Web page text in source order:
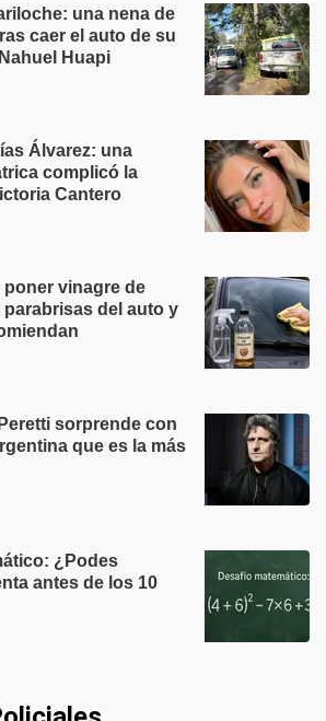
una nena de
caer el auto de su
Huapi
Álvarez: una
complicó la
Cantero
poner vinagre de
parabrisas del auto y
sorprende con
que es la más
¿Podes
antes de los 10